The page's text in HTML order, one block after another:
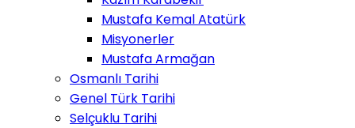
Mustafa Kemal Atatürk
Misyonerler
Mustafa Armağan
Osmanlı Tarihi
Genel Türk Tarihi
Selçuklu Tarihi